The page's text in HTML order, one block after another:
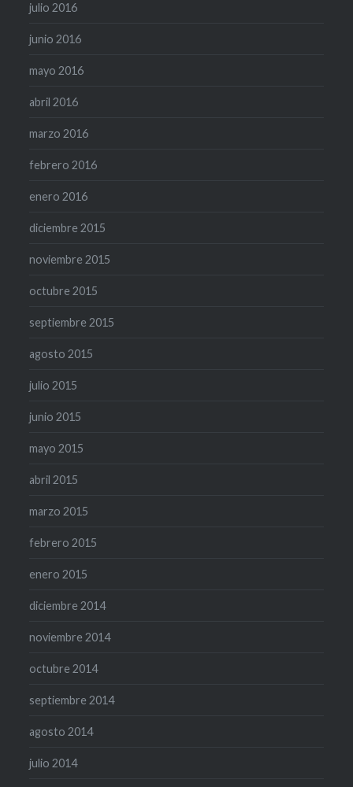
julio 2016
junio 2016
mayo 2016
abril 2016
marzo 2016
febrero 2016
enero 2016
diciembre 2015
noviembre 2015
octubre 2015
septiembre 2015
agosto 2015
julio 2015
junio 2015
mayo 2015
abril 2015
marzo 2015
febrero 2015
enero 2015
diciembre 2014
noviembre 2014
octubre 2014
septiembre 2014
agosto 2014
julio 2014